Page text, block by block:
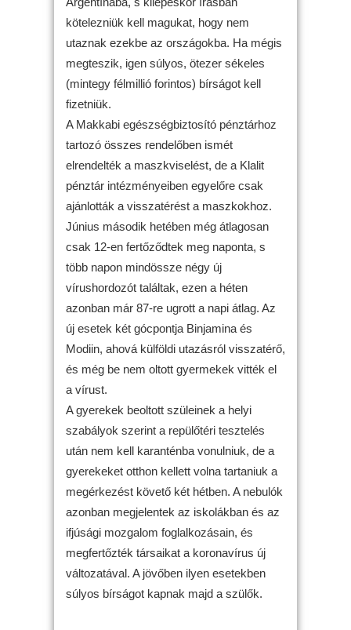
kötelezniük kell magukat, hogy nem
utaznak ezekbe az országokba. Ha mégis
megteszik, igen súlyos, ötezer sékeles
(mintegy félmillió forintos) bírságot kell
fizetniük.
A Makkabi egészségbiztosító pénztárhoz
tartozó összes rendelőben ismét
elrendelték a maszkviselést, de a Klalit
pénztár intézményeiben egyelőre csak
ajánlották a visszatérést a maszkokhoz.
Június második hetében még átlagosan
csak 12-en fertőződtek meg naponta, s
több napon mindössze négy új
vírushordozót találtak, ezen a héten
azonban már 87-re ugrott a napi átlag. Az
új esetek két gócpontja Binjamina és
Modiin, ahová külföldi utazásról visszatérő,
és még be nem oltott gyermekek vitték el
a vírust.
A gyerekek beoltott szüleinek a helyi
szabályok szerint a repülőtéri tesztelés
után nem kell karanténba vonulniuk, de a
gyerekeket otthon kellett volna tartaniuk a
megérkezést követő két hétben. A nebulók
azonban megjelentek az iskolákban és az
ifjúsági mozgalom foglalkozásain, és
megfertőzték társaikat a koronavírus új
változatával. A jövőben ilyen esetekben
súlyos bírságot kapnak majd a szülők.